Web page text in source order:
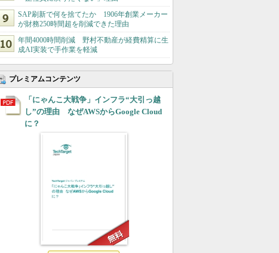
SAP刷新で何を捨てたか 1906年創業メーカー
が財務250時間超を削減できた理由
年間4000時間削減 野村不動産が経費精算に生
成AI実装で手作業を軽減
プレミアムコンテンツ
「にゃんこ大戦争」インフラ“大引っ越
し”の理由 なぜAWSからGoogle Cloud
に？